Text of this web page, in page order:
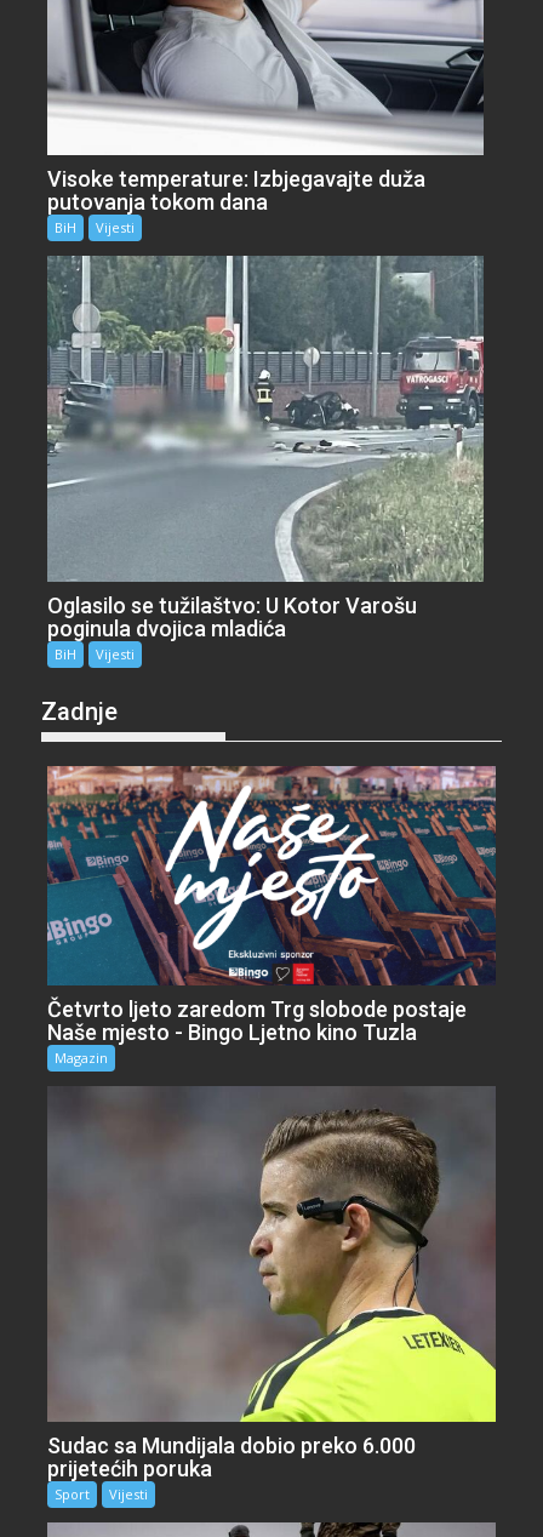
Visoke temperature: Izbjegavajte duža
putovanja tokom dana
BiH Vijesti
Oglasilo se tužilaštvo: U Kotor Varošu
poginula dvojica mladića
BiH Vijesti
Zadnje
Četvrto ljeto zaredom Trg slobode postaje
Naše mjesto - Bingo Ljetno kino Tuzla
Magazin
Sudac sa Mundijala dobio preko 6.000
prijetećih poruka
Sport Vijesti